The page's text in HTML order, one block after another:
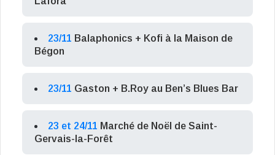
23/11 Balaphonics + Kofi à la Maison de
Bégon
23/11 Gaston + B.Roy au Ben’s Blues Bar
23 et 24/11 Marché de Noël de Saint-
Gervais-la-Forêt